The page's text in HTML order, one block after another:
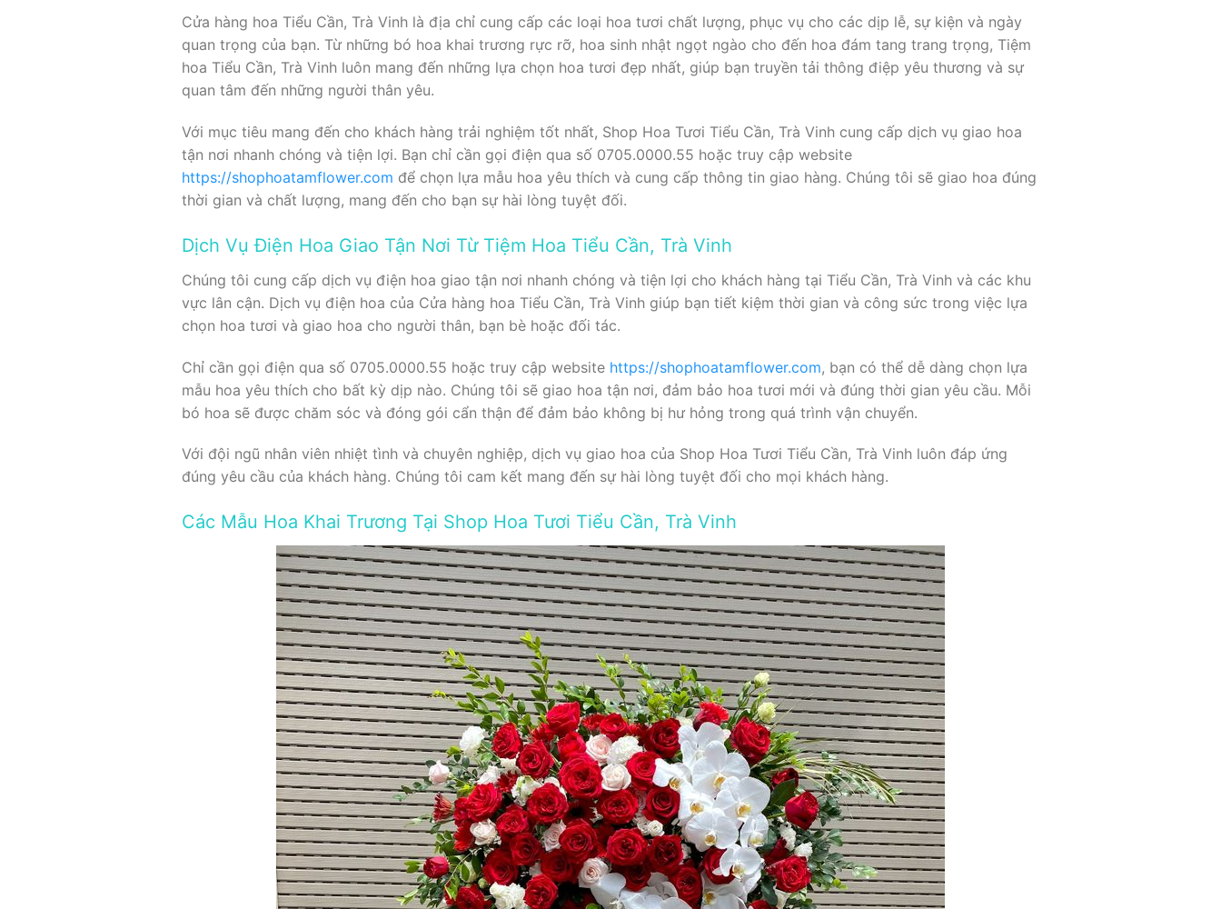
Cửa hàng hoa Tiểu Cần, Trà Vinh là địa chỉ cung cấp các loại hoa tươi chất lượng, phục vụ cho các dịp lễ, sự kiện và ngày
quan trọng của bạn. Từ những bó hoa khai trương rực rỡ, hoa sinh nhật ngọt ngào cho đến hoa đám tang trang trọng, Tiệm
hoa Tiểu Cần, Trà Vinh luôn mang đến những lựa chọn hoa tươi đẹp nhất, giúp bạn truyền tải thông điệp yêu thương và sự
quan tâm đến những người thân yêu.
Với mục tiêu mang đến cho khách hàng trải nghiệm tốt nhất, Shop Hoa Tươi Tiểu Cần, Trà Vinh cung cấp dịch vụ giao hoa
tận nơi nhanh chóng và tiện lợi. Bạn chỉ cần gọi điện qua số 0705.0000.55 hoặc truy cập website
https://shophoatamflower.com để chọn lựa mẫu hoa yêu thích và cung cấp thông tin giao hàng. Chúng tôi sẽ giao hoa đúng
thời gian và chất lượng, mang đến cho bạn sự hài lòng tuyệt đối.
Dịch Vụ Điện Hoa Giao Tận Nơi Từ Tiệm Hoa Tiểu Cần, Trà Vinh
Chúng tôi cung cấp dịch vụ điện hoa giao tận nơi nhanh chóng và tiện lợi cho khách hàng tại Tiểu Cần, Trà Vinh và các khu
vực lân cận. Dịch vụ điện hoa của Cửa hàng hoa Tiểu Cần, Trà Vinh giúp bạn tiết kiệm thời gian và công sức trong việc lựa
chọn hoa tươi và giao hoa cho người thân, bạn bè hoặc đối tác.
Chỉ cần gọi điện qua số 0705.0000.55 hoặc truy cập website https://shophoatamflower.com, bạn có thể dễ dàng chọn lựa
mẫu hoa yêu thích cho bất kỳ dịp nào. Chúng tôi sẽ giao hoa tận nơi, đảm bảo hoa tươi mới và đúng thời gian yêu cầu. Mỗi
bó hoa sẽ được chăm sóc và đóng gói cẩn thận để đảm bảo không bị hư hỏng trong quá trình vận chuyển.
Với đội ngũ nhân viên nhiệt tình và chuyên nghiệp, dịch vụ giao hoa của Shop Hoa Tươi Tiểu Cần, Trà Vinh luôn đáp ứng
đúng yêu cầu của khách hàng. Chúng tôi cam kết mang đến sự hài lòng tuyệt đối cho mọi khách hàng.
Các Mẫu Hoa Khai Trương Tại Shop Hoa Tươi Tiểu Cần, Trà Vinh